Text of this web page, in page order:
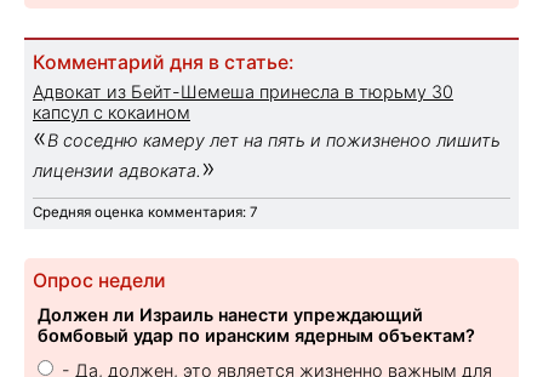
Комментарий дня в статье:
Адвокат из Бейт-Шемеша принесла в тюрьму 30
капсул с кокаином
«В соседню камеру лет на пять и пожизненоо лишить
лицензии адвоката. »
Средняя оценка комментария: 7
Опрос недели
Должен ли Израиль нанести упреждающий
бомбовый удар по иранским ядерным объектам?
- Да, должен, это является жизненно важным для